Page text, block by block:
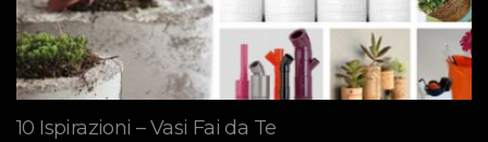
10 Ispirazioni – Vasi Fai da Te